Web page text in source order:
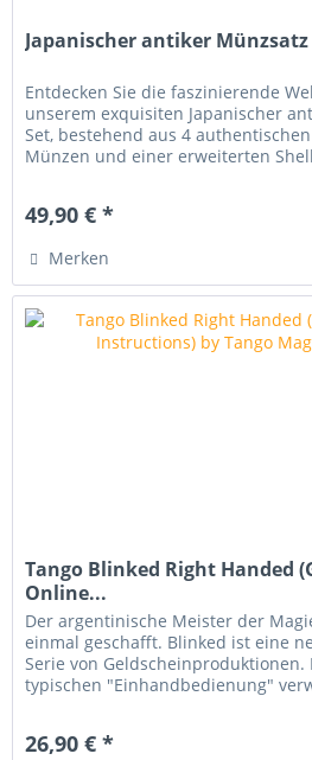
Japanischer antiker
Entdecken Sie die faszinierende
unserem exquisiten Japanischer
Set, bestehend aus 4
Münzen und einer erweiterten
49,90 € *
Merken
Tango Blinked Right Handed
Online...
Der argentinische Meister der
einmal geschafft. Blinked ist eine
Serie von
typischen "Einhandbedienung"
26,90 € *